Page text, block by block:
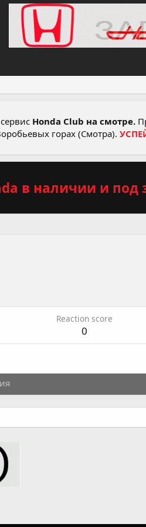
Honda Club на смотре.
горах (Смотра).
в наличии и под
Reaction score
0